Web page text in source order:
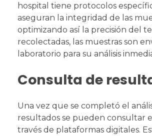
hospital tiene protocolos
aseguran la integridad de las
optimizando así la precisión del
recolectadas, las muestras son
laboratorio para su análisis
Consulta de
Una vez que se completó el
resultados se pueden consultar
través de plataformas digitales.